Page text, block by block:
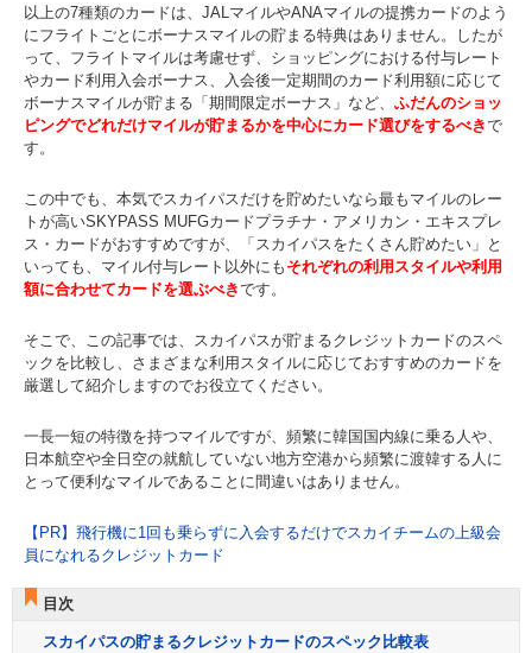
以上の7種類のカードは、JALマイルやANAマイルの提携カードのよう
にフライトごとにボーナスマイルの貯まる特典はありません。したが
って、フライトマイルは考慮せず、ショッピングにおける付与レート
やカード利用入会ボーナス、入会後一定期間のカード利用額に応じて
ボーナスマイルが貯まる「期間限定ボーナス」など、 ふだんのショッ
ピングでどれだけマイルが貯まるかを中心にカード選びをするべきで
す。
この中でも、本気でスカイパスだけを貯めたいなら最もマイルのレー
トが高いSKYPASS MUFGカードプラチナ・アメリカン・エキスプレ
ス・カードがおすすめですが、「スカイパスをたくさん貯めたい」と
いっても、マイル付与レート以外にも それぞれの利用スタイルや利用
額に合わせてカードを選ぶべきです。
そこで、この記事では、スカイパスが貯まるクレジットカードのスペ
ックを比較し、さまざまな利用スタイルに応じておすすめのカードを
厳選して紹介しますのでお役立てください。
一長一短の特徴を持つマイルですが、頻繁に韓国国内線に乗る人や、
日本航空や全日空の就航していない地方空港から頻繁に渡韓する人に
とって便利なマイルであることに間違いはありません。
【PR】飛行機に1回も乗らずに入会するだけでスカイチームの上級会
員になれるクレジットカード
目次
スカイパスの貯まるクレジットカードのスペック比較表